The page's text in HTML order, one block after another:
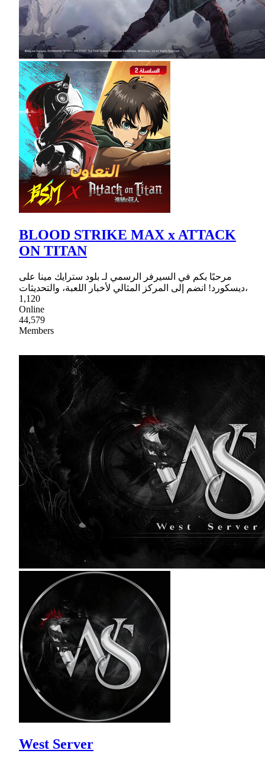
BLOOD STRIKE MAX x ATTACK
ON TITAN
مرحبًا بكم في السيرفر الرسمي لـ بلود سترايك مينا على
ديسكورد! انضم إلى المركز المثالي لأخبار اللعبة، والتحديثات،
1,120
Online
44,579
Members
West Server